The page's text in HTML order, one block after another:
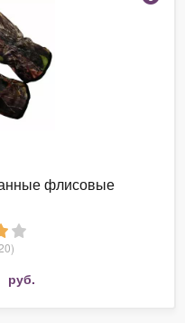
флисовые
руб.